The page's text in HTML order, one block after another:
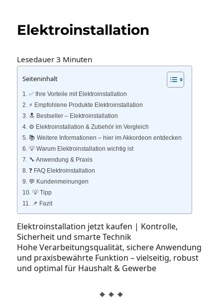
Elektroinstallation
Lesedauer 3 Minuten
Seiteninhalt
✅ Ihre Vorteile mit Elektroinstallation
⚡️ Empfohlene Produkte Elektroinstallation
🔝 Bestseller – Elektroinstallation
⚙️ Elektroinstallation & Zubehör im Vergleich
📚 Weitere Informationen – hier im Akkordeon entdecken
💡 Warum Elektroinstallation wichtig ist
🔧 Anwendung & Praxis
❓ FAQ Elektroinstallation
💬 Kundenmeinungen
💡 Tipp
📌 Fazit
Elektroinstallation jetzt kaufen | Kontrolle,
Sicherheit und smarte Technik
Hohe Verarbeitungsqualität, sichere Anwendung
und praxisbewährte Funktion – vielseitig, robust
und optimal für Haushalt & Gewerbe
🔸🔸🔸